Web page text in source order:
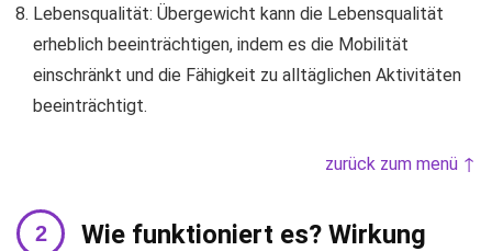
Lebensqualität: Übergewicht kann die Lebensqualität
erheblich beeinträchtigen, indem es die Mobilität
einschränkt und die Fähigkeit zu alltäglichen Aktivitäten
beeinträchtigt.
zurück zum menü ↑
Wie funktioniert es? Wirkung